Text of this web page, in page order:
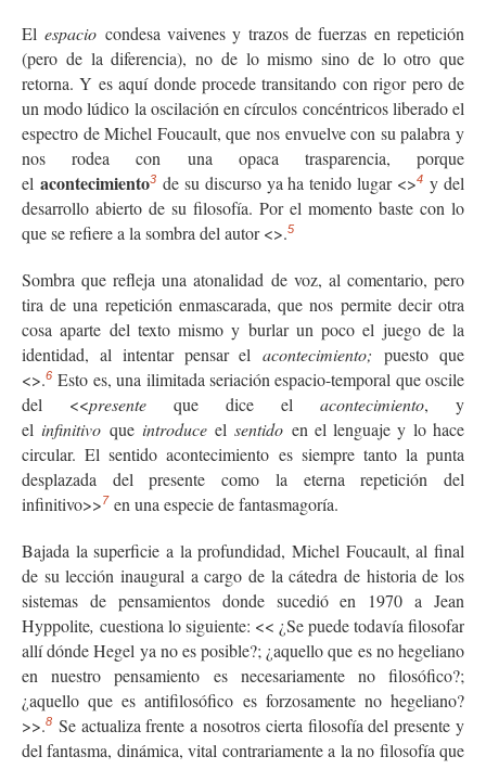
Elespacio condesa vaivenes y trazos de fuerzas en repetición
(pero de la diferencia), no de lo mismo sino de lo otro que
retorna. Y es aquí donde procede transitando con rigor pero de
un modo lúdico la oscilación en círculos concéntricos liberado el
espectro de Michel Foucault, que nos envuelve con su palabra y
nos rodea con una opaca trasparencia, porque
el acontecimiento3de su discurso ya ha tenido lugar <>4 y del
desarrollo abierto de su filosofía. Por el momento baste con lo
que se refiere a la sombra del autor <>.5
Sombra que refleja una atonalidad de voz, al comentario, pero
tira de una repetición enmascarada, que nos permite decir otra
cosa aparte del texto mismo y burlar un poco el juego de la
identidad, al intentar pensar elacontecimiento; puesto que
<>.6 Esto es, una ilimitada seriación espacio-temporal que oscile
del <<presenteque dice elacontecimiento, y
el infinitivo que introduceelsentido en el lenguaje y lo hace
circular. El sentido acontecimiento es siempre tanto la punta
desplazada del presente como la eterna repetición del
infinitivo>>7en una especie de fantasmagoría.
Bajada la superficie a la profundidad, Michel Foucault, al final
de su lección inaugural a cargo de la cátedra de historia de los
sistemas de pensamientos donde sucedió en 1970 a Jean
Hyppolite, cuestiona lo siguiente: << ¿Se puede todavía filosofar
allí dónde Hegel ya no es posible?; ¿aquello que es no hegeliano
en nuestro pensamiento es necesariamente no filosófico?;
¿aquello que es antifilosófico es forzosamente no hegeliano?
>>.8 Se actualiza frente a nosotros cierta filosofía del presente y
del fantasma, dinámica, vital contrariamente a la no filosofía que